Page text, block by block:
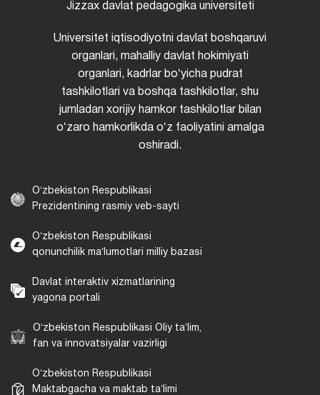
Jizzax davlat pedagogika universiteti
Universitet iqtisodiyotni davlat boshqaruvi
organlari, mahalliy davlat hokimiyati
organlari, kadrlar boʻyicha pudrat
tashkilotlari va boshqa tashkilotlar, shu
jumladan xorijiy hamkor tashkilotlar bilan
oʻzaro hamkorlikda oʻz faoliyatini amalga
oshiradi.
Oʻzbekiston Respublikasi
Prezidentining rasmiy veb-sayti
Oʻzbekiston Respublikasi
qonunchilik maʼlumotlari milliy bazasi
Davlat interaktiv xizmatlarining
yagona portali
Oʻzbekiston Respublikasi Oliy taʼlim,
fan va innovatsiyalar vazirligi
Oʻzbekiston Respublikasi
Maktabgacha va maktab taʼlimi